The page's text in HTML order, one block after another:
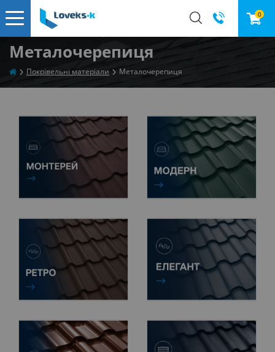
0
Металочерепиця
Покрівельні матеріали Металочерепиця